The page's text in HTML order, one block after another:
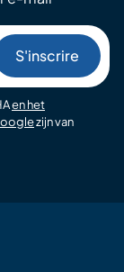
en het
zijn van